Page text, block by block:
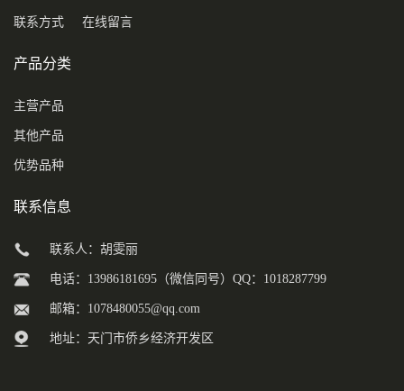
联系方式 在线留言
产品分类
主营产品
其他产品
优势品种
联系信息
联系人：胡雯丽
电话：13986181695（微信同号）QQ：1018287799
邮箱： 1078480055@qq.com
地址：天门市侨乡经济开发区